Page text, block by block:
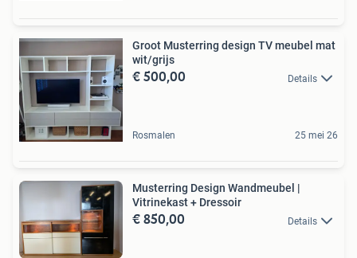
Groot Musterring design TV meubel mat
wit/grijs
€ 500,00 Details
Rosmalen 25 mei 26
Musterring Design Wandmeubel |
Vitrinekast + Dressoir
€ 850,00 Details